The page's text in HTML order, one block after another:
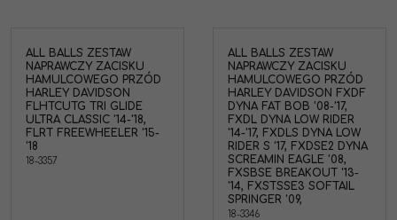
ALL BALLS ZESTAW
NAPRAWCZY ZACISKU
HAMULCOWEGO PRZÓD
HARLEY DAVIDSON
FLHTCUTG TRI GLIDE
ULTRA CLASSIC '14-'18,
FLRT FREEWHEELER '15-
'18
18-3357
ALL BALLS ZESTAW
NAPRAWCZY ZACISKU
HAMULCOWEGO PRZÓD
HARLEY DAVIDSON FXDF
DYNA FAT BOB '08-'17,
FXDL DYNA LOW RIDER
'14-'17, FXDLS DYNA LOW
RIDER S '17, FXDSE2 DYNA
SCREAMIN EAGLE '08,
FXSBSE BREAKOUT '13-
'14, FXSTSSE3 SOFTAIL
SPRINGER '09,
18-3346